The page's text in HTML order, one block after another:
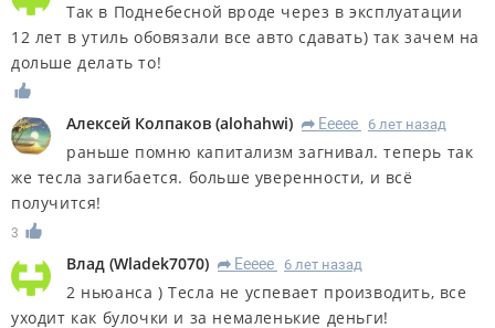
Так в Поднебесной вроде через в эксплуатации
12 лет в утиль обовязали все авто сдавать) так зачем на
дольше делать то!
Алексей Колпаков (alohahwi) R Eeeee 6 лет назад
раньше помню капитализм загнивал. теперь так
же тесла загибается. больше уверенности, и всё
получится!
3
Влад (Wladek7070) R Eeeee 6 лет назад
2 ньюанса ) Тесла не успевает производить, все
уходит как булочки и за немаленькие деньги!